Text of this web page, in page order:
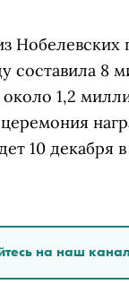
Нобелевских
составила 8
1,2
10 декабря
на наш